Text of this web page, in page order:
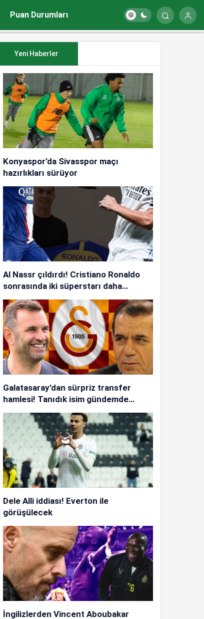
Puan Durumları
Yeni Haberler
Konyaspor’da Sivasspor maçı
hazırlıkları sürüyor
Al Nassr çıldırdı! Cristiano Ronaldo
sonrasında iki süperstarı daha
istiyorlar…
Galatasaray’dan sürpriz transfer
hamlesi! Tanıdık isim gündemde…
Dele Alli iddiası! Everton ile
görüşülecek
İngilizlerden Vincent Aboubakar